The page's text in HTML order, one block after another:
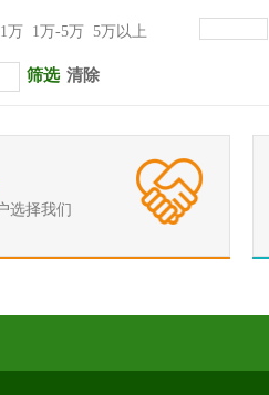
万 1万-5万 5万以上
筛选 清除
选择我们